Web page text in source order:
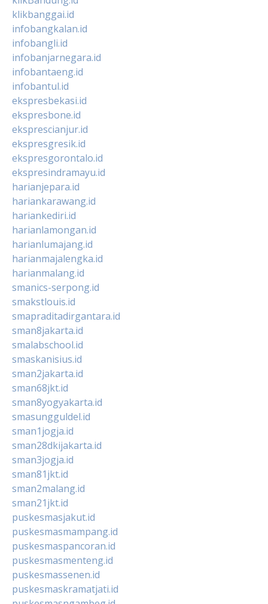
klikbanggai.id
infobangkalan.id
infobangli.id
infobanjarnegara.id
infobantaeng.id
infobantul.id
ekspresbekasi.id
ekspresbone.id
eksprescianjur.id
ekspresgresik.id
ekspresgorontalo.id
ekspresindramayu.id
harianjepara.id
hariankarawang.id
hariankediri.id
harianlamongan.id
harianlumajang.id
harianmajalengka.id
harianmalang.id
smanics-serpong.id
smakstlouis.id
smapraditadirgantara.id
sman8jakarta.id
smalabschool.id
smaskanisius.id
sman2jakarta.id
sman68jkt.id
sman8yogyakarta.id
smasungguldel.id
sman1jogja.id
sman28dkijakarta.id
sman3jogja.id
sman81jkt.id
sman2malang.id
sman21jkt.id
puskesmasjakut.id
puskesmasmampang.id
puskesmaspancoran.id
puskesmasmenteng.id
puskesmassenen.id
puskesmaskramatjati.id